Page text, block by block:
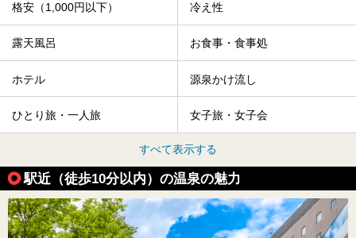
格安（1,000円以下） 冷え性
露天風呂 お食事・食事処
ホテル 源泉かけ流し
ひとり旅・一人旅 女子旅・女子会
すべて表示する
駅近（徒歩10分以内）の温泉の魅力